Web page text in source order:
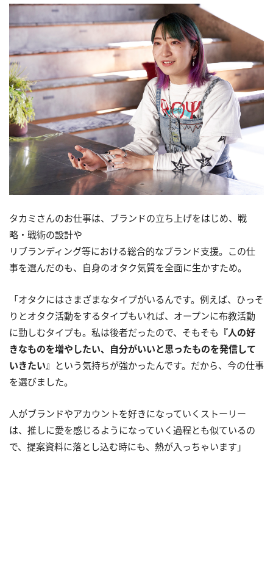
タカミさんのお仕事は、ブランドの立ち上げをはじめ、戦
略・戦術の設計や
リブランディング等における総合的なブランド支援。この仕
事を選んだのも、自身のオタク気質を全面に生かすため。
「オタクにはさまざまなタイプがいるんです。例えば、ひっそ
りとオタク活動をするタイプもいれば、オープンに布教活動
に勤しむタイプも。私は後者だったので、そもそも 『人の好
きなものを増やしたい、自分がいいと思ったものを発信して
いきたい』 という気持ちが強かったんです。だから、今の仕事
を選びました。
人がブランドやアカウントを好きになっていくストーリー
は、推しに愛を感じるようになっていく過程とも似ているの
で、提案資料に落とし込む時にも、熱が入っちゃいます」